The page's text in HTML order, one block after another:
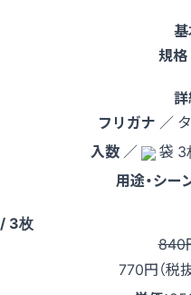
規格
フリガナ ／
入数／ 袋
用途・シー
3枚
840
770円（税